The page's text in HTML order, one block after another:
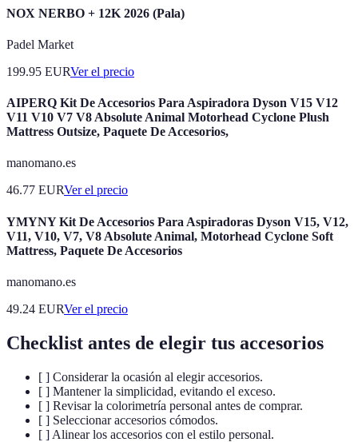
NOX NERBO + 12K 2026 (Pala)
Padel Market
199.95 EURVer el precio
AIPERQ Kit De Accesorios Para Aspiradora Dyson V15 V12
V11 V10 V7 V8 Absolute Animal Motorhead Cyclone Plush
Mattress Outsize, Paquete De Accesorios,
manomano.es
46.77 EURVer el precio
YMYNY Kit De Accesorios Para Aspiradoras Dyson V15, V12,
V11, V10, V7, V8 Absolute Animal, Motorhead Cyclone Soft
Mattress, Paquete De Accesorios
manomano.es
49.24 EURVer el precio
Checklist antes de elegir tus accesorios
[ ] Considerar la ocasión al elegir accesorios.
[ ] Mantener la simplicidad, evitando el exceso.
[ ] Revisar la colorimetría personal antes de comprar.
[ ] Seleccionar accesorios cómodos.
[ ] Alinear los accesorios con el estilo personal.